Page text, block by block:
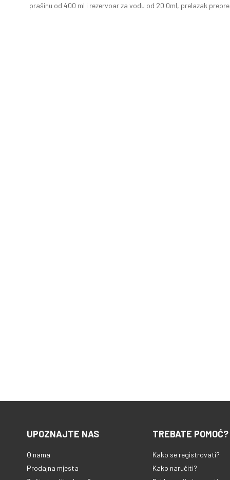
prašinu od 400 ml i rezervoar za vodu od 20 0ml, prelazak
UPOZNAJTE NAS
O nama
Prodajna mjesta
TREBATE POMOĆ?
Kako se registrovati?
Kako naručiti?